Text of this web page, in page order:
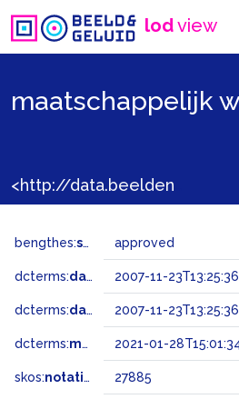
lodview
maatschappelijk
bengthes:status approved
dcterms:dateAccepted 2007-11-
dcterms:dateSubmitted 2007-11-
dcterms:modified 2021-01-
skos:notation 27885